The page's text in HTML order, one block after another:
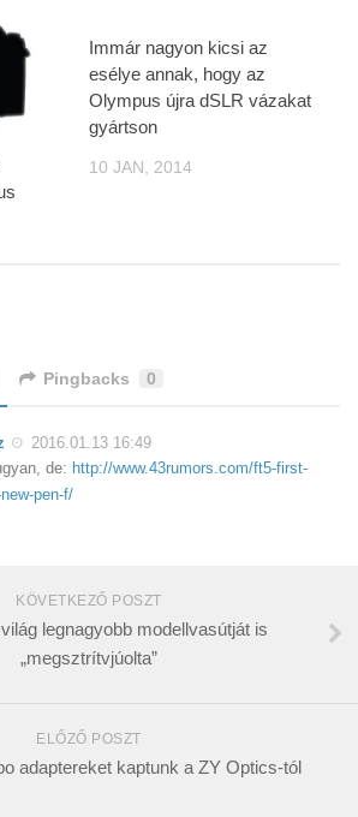
Immár nagyon kicsi az
esélye annak, hogy az
Olympus újra dSLR vázakat
gyártson
10 JAN, 2014
Pingbacks 0
2016.01.13 16:49
de: http://www.43rumors.com/ft5-first-
pen-f/
KÖVETKEZŐ POSZT
legnagyobb modellvasútját is
„megsztrítvjúolta”
ELŐZŐ POSZT
adaptereket kaptunk a ZY Optics-tól